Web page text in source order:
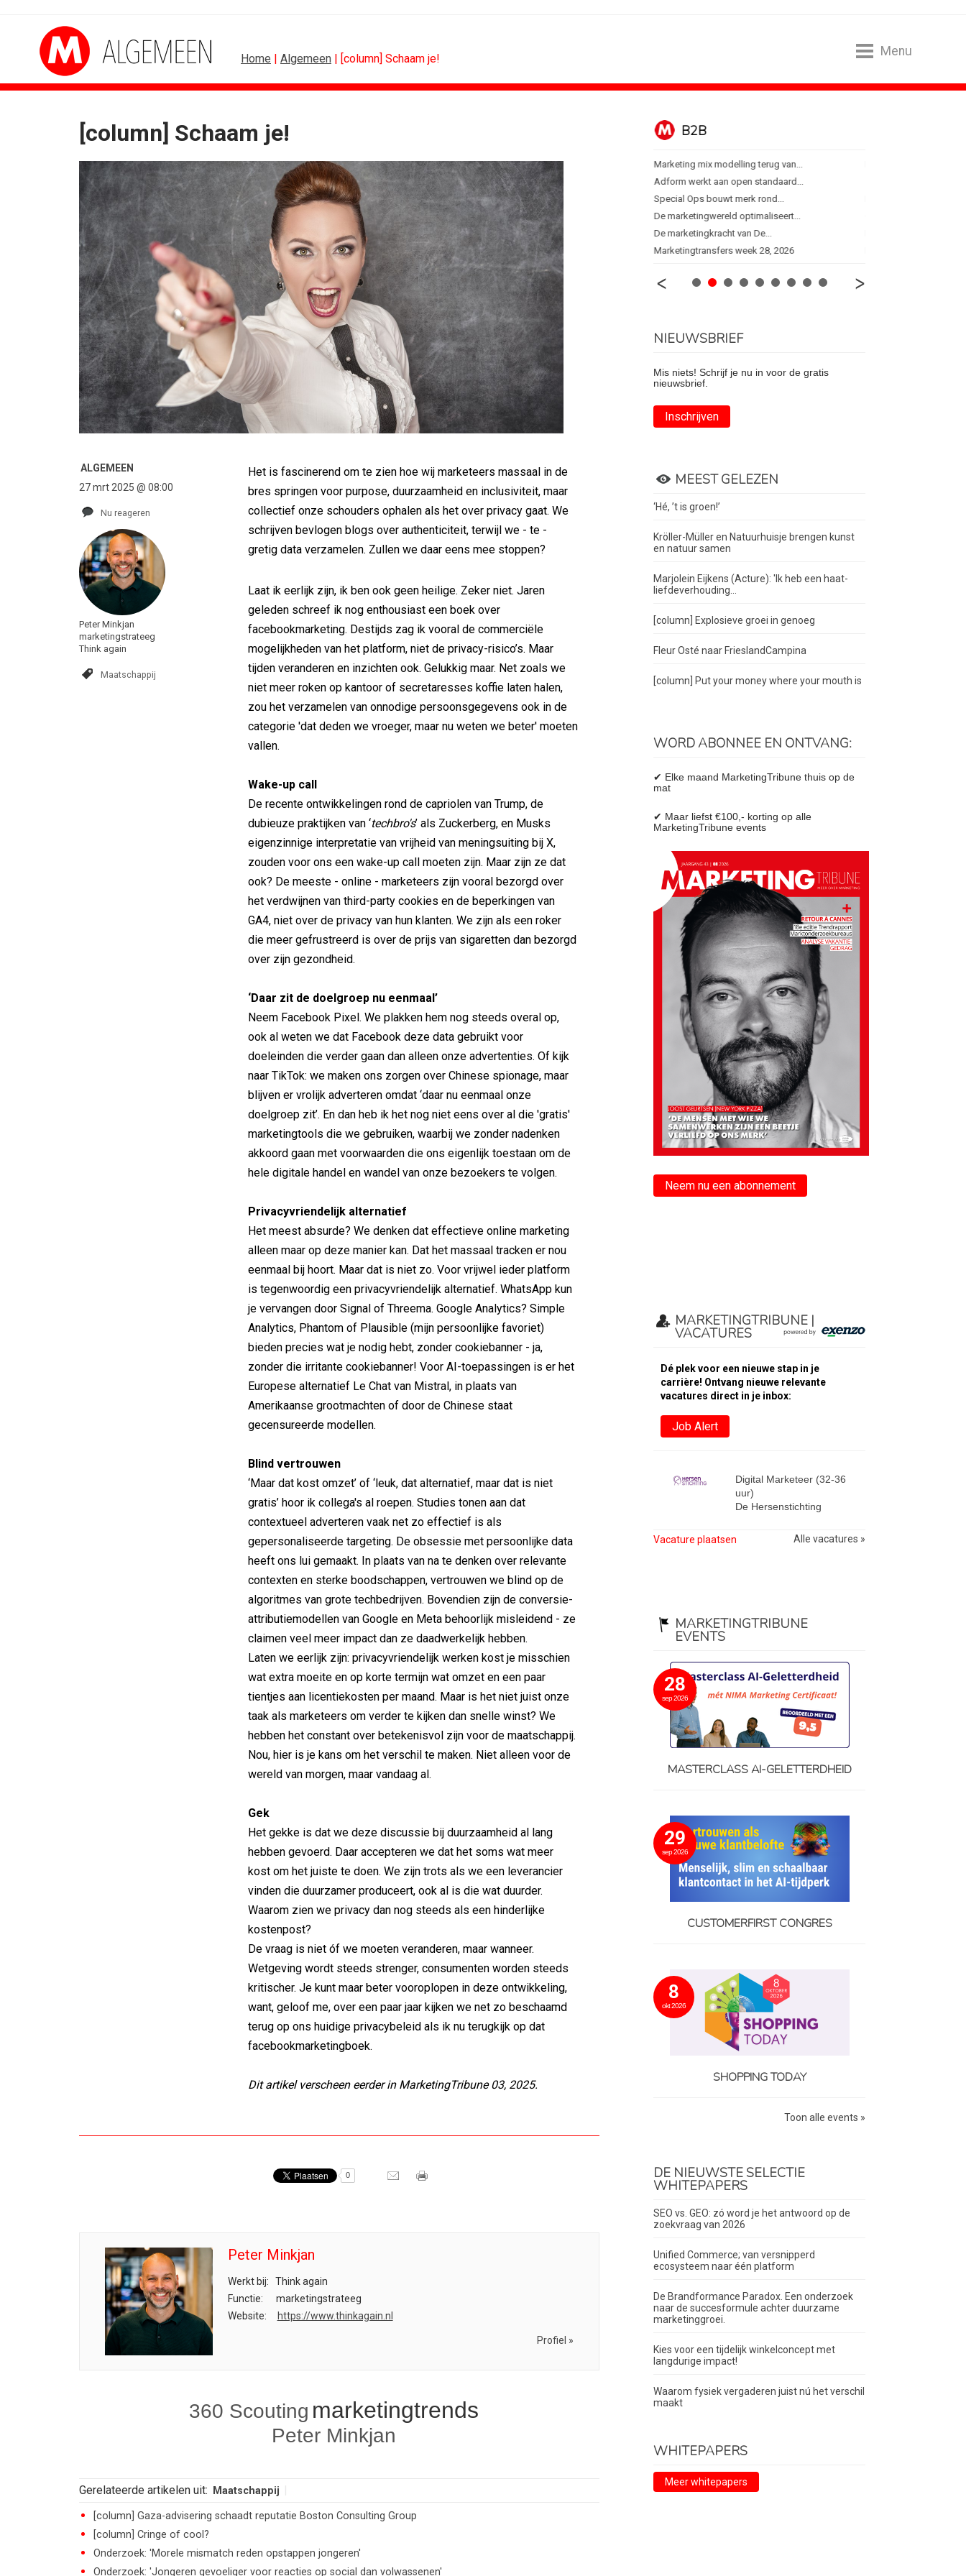
Home | Algemeen | [column] Schaam je!
Menu
[column] Schaam je!
ALGEMEEN
27 mrt 2025 @ 08:00
Nu reageren
Peter Minkjan
marketingstrateeg
Think again
Maatschappij
Het is fascinerend om te zien hoe wij marketeers massaal in de
bres springen voor purpose, duurzaamheid en inclusiviteit, maar
collectief onze schouders ophalen als het over privacy gaat. We
schrijven bevlogen blogs over authenticiteit, terwijl we - te -
gretig data verzamelen. Zullen we daar eens mee stoppen?
Laat ik eerlijk zijn, ik ben ook geen heilige. Zeker niet. Jaren
geleden schreef ik nog enthousiast een boek over
facebookmarketing. Destijds zag ik vooral de commerciële
mogelijkheden van het platform, niet de privacy-risico’s. Maar
tijden veranderen en inzichten ook. Gelukkig maar. Net zoals we
niet meer roken op kantoor of secretaresses koffie laten halen,
zou het verzamelen van onnodige persoonsgegevens ook in de
categorie 'dat deden we vroeger, maar nu weten we beter' moeten
vallen.
Wake-up call
De recente ontwikkelingen rond de capriolen van Trump, de
dubieuze praktijken van ‘techbro's’ als Zuckerberg, en Musks
eigenzinnige interpretatie van vrijheid van meningsuiting bij X,
zouden voor ons een wake-up call moeten zijn. Maar zijn ze dat
ook? De meeste - online - marketeers zijn vooral bezorgd over
het verdwijnen van third-party cookies en de beperkingen van
GA4, niet over de privacy van hun klanten. We zijn als een roker
die meer gefrustreerd is over de prijs van sigaretten dan bezorgd
over zijn gezondheid.
‘Daar zit de doelgroep nu eenmaal’
Neem Facebook Pixel. We plakken hem nog steeds overal op,
ook al weten we dat Facebook deze data gebruikt voor
doeleinden die verder gaan dan alleen onze advertenties. Of kijk
naar TikTok: we maken ons zorgen over Chinese spionage, maar
blijven er vrolijk adverteren omdat ‘daar nu eenmaal onze
doelgroep zit’. En dan heb ik het nog niet eens over al die 'gratis'
marketingtools die we gebruiken, waarbij we zonder nadenken
akkoord gaan met voorwaarden die ons eigenlijk toestaan om de
hele digitale handel en wandel van onze bezoekers te volgen.
Privacyvriendelijk alternatief
Het meest absurde? We denken dat effectieve online marketing
alleen maar op deze manier kan. Dat het massaal tracken er nou
eenmaal bij hoort. Maar dat is niet zo. Voor vrijwel ieder platform
is tegenwoordig een privacyvriendelijk alternatief. WhatsApp kun
je vervangen door Signal of Threema. Google Analytics? Simple
Analytics, Phantom of Plausible (mijn persoonlijke favoriet)
bieden precies wat je nodig hebt, zonder cookiebanner - ja,
zonder die irritante cookiebanner! Voor AI-toepassingen is er het
Europese alternatief Le Chat van Mistral, in plaats van
Amerikaanse grootmachten of door de Chinese staat
gecensureerde modellen.
Blind vertrouwen
‘Maar dat kost omzet’ of ‘leuk, dat alternatief, maar dat is niet
gratis’ hoor ik collega's al roepen. Studies tonen aan dat
contextueel adverteren vaak net zo effectief is als
gepersonaliseerde targeting. De obsessie met persoonlijke data
heeft ons lui gemaakt. In plaats van na te denken over relevante
contexten en sterke boodschappen, vertrouwen we blind op de
algoritmes van grote techbedrijven. Bovendien zijn de conversie-
attributiemodellen van Google en Meta behoorlijk misleidend - ze
claimen veel meer impact dan ze daadwerkelijk hebben.
Laten we eerlijk zijn: privacyvriendelijk werken kost je misschien
wat extra moeite en op korte termijn wat omzet en een paar
tientjes aan licentiekosten per maand. Maar is het niet juist onze
taak als marketeers om verder te kijken dan snelle winst? We
hebben het constant over betekenisvol zijn voor de maatschappij.
Nou, hier is je kans om het verschil te maken. Niet alleen voor de
wereld van morgen, maar vandaag al.
Gek
Het gekke is dat we deze discussie bij duurzaamheid al lang
hebben gevoerd. Daar accepteren we dat het soms wat meer
kost om het juiste te doen. We zijn trots als we een leverancier
vinden die duurzamer produceert, ook al is die wat duurder.
Waarom zien we privacy dan nog steeds als een hinderlijke
kostenpost?
De vraag is niet óf we moeten veranderen, maar wanneer.
Wetgeving wordt steeds strenger, consumenten worden steeds
kritischer. Je kunt maar beter vooroplopen in deze ontwikkeling,
want, geloof me, over een paar jaar kijken we net zo beschaamd
terug op ons huidige privacybeleid als ik nu terugkijk op dat
facebookmarketingboek.
Dit artikel verscheen eerder in MarketingTribune 03, 2025.
0
Peter Minkjan
Werkt bij:
Think again
Functie:
marketingstrateeg
Website:
https://www.thinkagain.nl
Profiel »
360 Scouting marketingtrends
Peter Minkjan
Gerelateerde artikelen uit: Maatschappij
[column] Gaza-advisering schaadt reputatie Boston Consulting Group
[column] Cringe of cool?
Onderzoek: 'Morele mismatch reden opstappen jongeren'
Onderzoek: 'Jongeren gevoeliger voor reacties op social dan volwassenen'
SPONSORING
Tata Consultancy Services verlengt...
NOC*NSF lanceert businessclub voor...
BMV verbindt naam aan PSV
Olympisch schaatsen in Thialf biedt...
Lego laat opnieuw Formule 1-coureurs...
Toy Story 5 komt tot leven in het...
'Een trend is geen eindpunt, maar...
Thuisbezorgd gaat ook bloemen bezorgen
Van lippenstift naar lasso
Retour à Cannes
Erna Lammers (KVK): 'Een sterk merk...
Waar de zon altijd schijnt? In...
B2B
Marketing mix modelling terug van...
Adform werkt aan open standaard...
Special Ops bouwt merk rond...
De marketingwereld optimaliseert...
De marketingkracht van De...
Marketingtransfers week 28, 2026
NIEUWSBRIEF
Mis niets! Schrijf je nu in voor de gratis
nieuwsbrief.
Inschrijven
MEEST GELEZEN
‘Hé, ’t is groen!’
Kröller-Müller en Natuurhuisje brengen kunst
en natuur samen
Marjolein Eijkens (Acture): 'Ik heb een haat-
liefdeverhouding...
[column] Explosieve groei in genoeg
Fleur Osté naar FrieslandCampina
[column] Put your money where your mouth is
WORD ABONNEE EN ONTVANG:
✔ Elke maand MarketingTribune thuis op de
mat
✔ Maar liefst €100,- korting op alle
MarketingTribune events
Neem nu een abonnement
MARKETINGTRIBUNE |
VACATURES
Dé plek voor een nieuwe stap in je
carrière! Ontvang nieuwe relevante
vacatures direct in je inbox:
Job Alert
Digital Marketeer (32-36
uur)
De Hersenstichting
Vacature plaatsen Alle vacatures »
MARKETINGTRIBUNE
EVENTS
28
sep 2026
MASTERCLASS AI-GELETTERDHEID
29
sep 2026
CUSTOMERFIRST CONGRES
8
okt 2026
SHOPPING TODAY
Toon alle events »
DE NIEUWSTE SELECTIE
WHITEPAPERS
SEO vs. GEO: zó word je het antwoord op de
zoekvraag van 2026
Unified Commerce; van versnipperd
ecosysteem naar één platform
De Brandformance Paradox. Een onderzoek
naar de succesformule achter duurzame
marketinggroei.
Kies voor een tijdelijk winkelconcept met
langdurige impact!
Waarom fysiek vergaderen juist nú het verschil
maakt
WHITEPAPERS
Meer whitepapers